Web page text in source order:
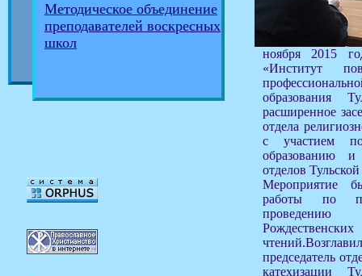
Методическое объединение
преподавателей воскресных
школ
ноября 2015
«Институт
образования
расширенное
отдела
с участием
образованию и
отделов
Мероприятие
работы по
председатель
катехизации